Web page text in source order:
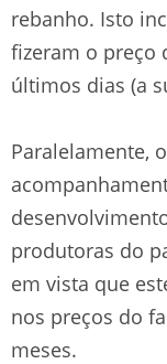
rebanho. Isto
fizeram o preço
últimos dias (a
Paralelamente,
produtoras do
em vista que
nos preços do
meses.